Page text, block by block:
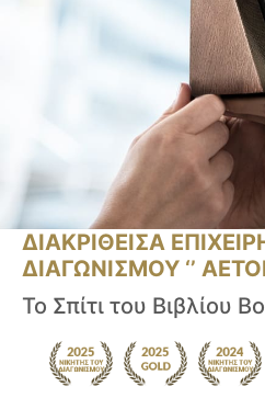
ΔΙΑΚΡΙΘΕΙΣΑ
ΔΙΑΓΩΝΙΣΜΟΥ ‘’ ΑΕΤΟΙ
Το Σπίτι του Βιβλίου